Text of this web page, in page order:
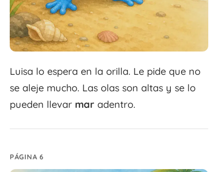
Luisa lo espera en la orilla. Le pide que no
se aleje mucho. Las olas son altas y se lo
pueden llevar mar adentro.
PÁGINA 6